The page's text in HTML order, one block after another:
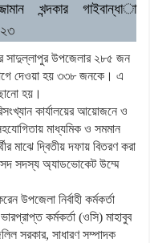
খন্দকার গাইবান্ধা
সাদুল্লাপুর উপজেলার ২৮৫ জন
আগে দেওয়া হয় ৩৩৮ জনকে। এ
হয়।
কার্যালয়ের আয়োজনে ও
মাধ্যমিক ও সমমান
মাঝে দ্বিতীয় দফায় বিতরণ করা
সদস্য অ্যাডভোকেট উম্মে
উপজেলা নির্বাহী কর্মকর্তা
কর্মকর্তা (ওসি) মাহাবুব
সরকার, সাধারণ সম্পাদক